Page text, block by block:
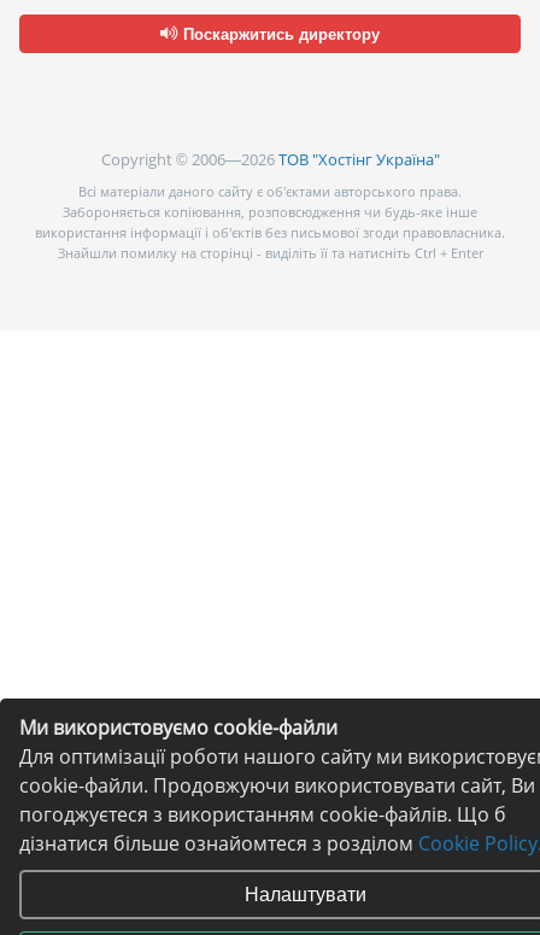
Ми використовуємо cookie-файли
Для оптимізації роботи нашого сайту ми
cookie-файли. Продовжуючи використовувати сайт, Ви
погоджуєтеся з використанням cookie-файлів. Що б
дізнатися більше ознайомтеся з розділом Cookie
Налаштувати
Поскаржитись директору
Copyright © 2006—2026ТОВ "Хостінг Україна"
Всі матеріали даного сайту є об’єктами авторського права.
Забороняється копіювання, розповсюдження чи будь-яке інше
використання інформації і об’єктів без письмової згоди правовласника.
Знайшли помилку на сторінці - виділіть її та натисніть Ctrl + Enter